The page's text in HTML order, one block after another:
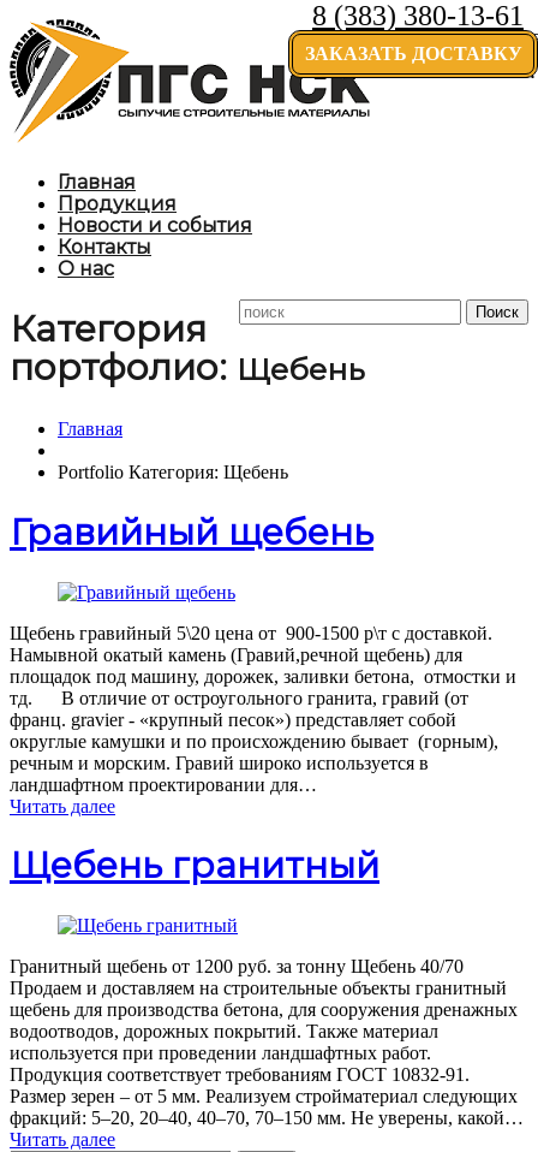
8 (383) 380-13-61
ЗАКАЗАТЬ ДОСТАВКУ
Главная
Продукция
Новости и события
Контакты
О нас
Категория
портфолио: Щебень
Главная
Portfolio Категория: Щебень
Гравийный щебень
Щебень гравийный 5\20 цена от 900-1500 р\т с доставкой.
Намывной окатый камень (Гравий,речной щебень) для
площадок под машину, дорожек, заливки бетона, отмостки и
тд. В отличие от остроугольного гранита, гравий (от
франц. gravier - «крупный песок») представляет собой
округлые камушки и по происхождению бывает (горным),
речным и морским. Гравий широко используется в
ландшафтном проектировании для…
Читать далее
Щебень гранитный
Гранитный щебень от 1200 руб. за тонну Щебень 40/70
Продаем и доставляем на строительные объекты гранитный
щебень для производства бетона, для сооружения дренажных
водоотводов, дорожных покрытий. Также материал
используется при проведении ландшафтных работ.
Продукция соответствует требованиям ГОСТ 10832-91.
Размер зерен – от 5 мм. Реализуем стройматериал следующих
фракций: 5–20, 20–40, 40–70, 70–150 мм. Не уверены, какой…
Читать далее